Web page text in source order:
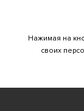
Нажимая на
своих